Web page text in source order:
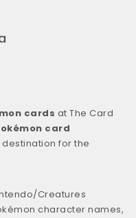
cards at The Card
card
for the
Creatures
character names,